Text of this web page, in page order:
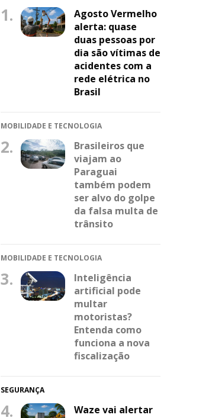
1.
Agosto Vermelho
alerta: quase
duas pessoas por
dia são vítimas de
acidentes com a
rede elétrica no
Brasil
MOBILIDADE E TECNOLOGIA
2.
Brasileiros que
viajam ao
Paraguai
também podem
ser alvo do golpe
da falsa multa de
trânsito
MOBILIDADE E TECNOLOGIA
3.
Inteligência
artificial pode
multar
motoristas?
Entenda como
funciona a nova
fiscalização
SEGURANÇA
4.
Waze vai alertar